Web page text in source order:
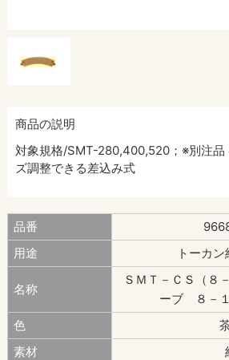
商品の説明
対象規格/SMT-280,400,520；※別注品
ズ調整できる差込み式
品番
用途
トーカ
名称
ＳＭＴ－ＣＳ（８
ーブ ８－
色
素材